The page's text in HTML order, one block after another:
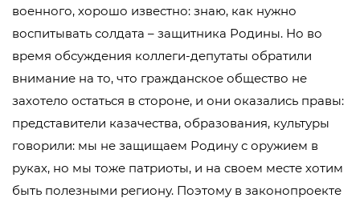
военного, хорошо известно: знаю, как нужно
воспитывать солдата – защитника Родины. Но во
время обсуждения коллеги-депутаты обратили
внимание на то, что гражданское общество не
захотело остаться в стороне, и они оказались правы:
представители казачества, образования, культуры
говорили: мы не защищаем Родину с оружием в
руках, но мы тоже патриоты, и на своем месте хотим
быть полезными региону. Поэтому в законопроекте